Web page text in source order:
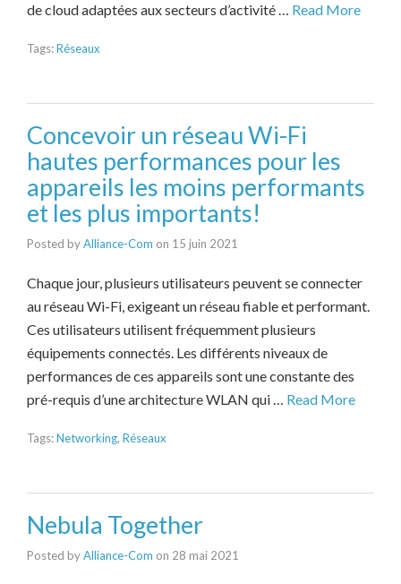
de cloud adaptées aux secteurs d’activité … Read More
Tags:Réseaux
Concevoir un réseau Wi-Fi
hautes performances pour les
appareils les moins performants
et les plus importants!
Posted byAlliance-Com on 15 juin 2021
Chaque jour, plusieurs utilisateurs peuvent se connecter
au réseau Wi-Fi, exigeant un réseau fiable et performant.
Ces utilisateurs utilisent fréquemment plusieurs
équipements connectés. Les différents niveaux de
performances de ces appareils sont une constante des
pré-requis d’une architecture WLAN qui … Read More
Tags:Networking, Réseaux
Nebula Together
Posted byAlliance-Com on 28 mai 2021